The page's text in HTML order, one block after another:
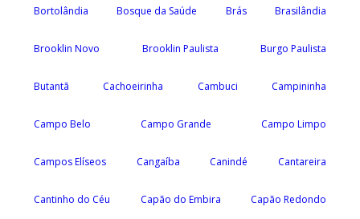
Bortolândia Bosque da Saúde Brás Brasilândia
Brooklin Novo Brooklin Paulista Burgo Paulista
Butantã Cachoeirinha Cambuci Campininha
Campo Belo Campo Grande Campo Limpo
Campos Elíseos Cangaíba Canindé Cantareira
Cantinho do Céu Capão do Embira Capão Redondo